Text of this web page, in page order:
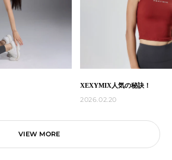
XEXYMIX人気の秘訣！
2026.02.20
VIEW MORE